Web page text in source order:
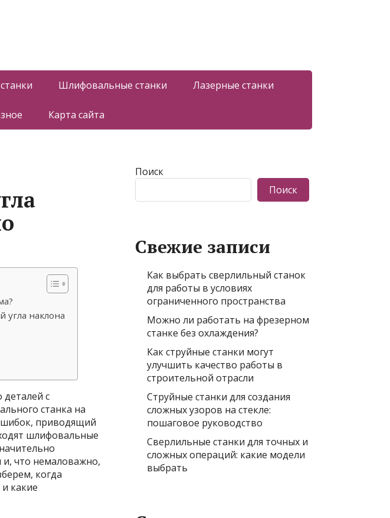
Шлифовальные станки Лазерные станки
Карта сайта
угла наклона
с
станка на
приводящий
шлифовальные
и, что немаловажно,
когда
какие
Поиск
Поиск
Свежие записи
Как выбрать сверлильный станок
для работы в условиях
ограниченного пространства
Можно ли работать на фрезерном
станке без охлаждения?
Как струйные станки могут
улучшить качество работы в
строительной отрасли
Струйные станки для создания
сложных узоров на стекле:
пошаговое руководство
Сверлильные станки для точных и
сложных операций: какие модели
выбрать